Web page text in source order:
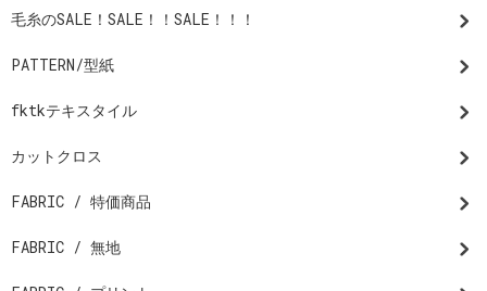
毛糸のSALE！SALE！！SALE！！！
PATTERN/型紙
fktkテキスタイル
カットクロス
FABRIC / 特価商品
FABRIC / 無地